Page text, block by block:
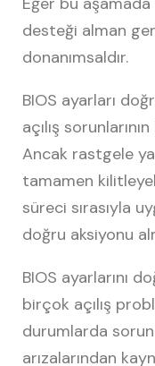
desteği alman
donanımsaldır.
BIOS ayarları
açılış
Ancak rastgele
tamamen
süreci sırasıyla
doğru aksiyonu
BIOS ayarlarını
birçok açılış
durumlarda
arızalarından